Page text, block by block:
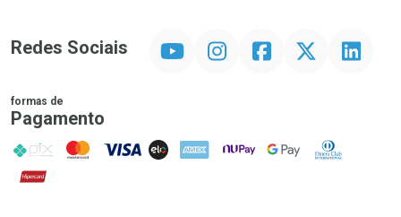
Redes Sociais InstagramFacebookTwitter Linkedin
formas de
Pagamento
PIX MasterCard
VISA ELO AMEX NuPay Google PayDiners Club
Hipercard